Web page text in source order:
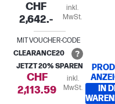
CHF
2,642.-
inkl.
MwSt.
MIT VOUCHER-CODE
CLEARANCE20
JETZT 20% SPAREN
CHF
2,113.59
inkl.
MwSt.
IN